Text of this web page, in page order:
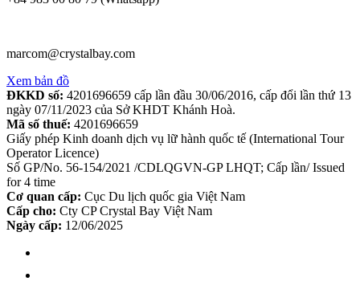
marcom@crystalbay.com
Xem bản đồ
ĐKKD số: 4201696659 cấp lần đầu 30/06/2016, cấp đổi lần thứ 13
ngày 07/11/2023 của Sở KHDT Khánh Hoà.
Mã số thuế: 4201696659
Giấy phép Kinh doanh dịch vụ lữ hành quốc tế (International Tour
Operator Licence)
Số GP/No. 56-154/2021 /CDLQGVN-GP LHQT; Cấp lần/ Issued
for 4 time
Cơ quan cấp: Cục Du lịch quốc gia Việt Nam
Cấp cho: Cty CP Crystal Bay Việt Nam
Ngày cấp: 12/06/2025